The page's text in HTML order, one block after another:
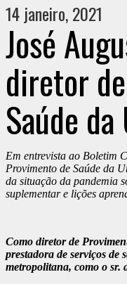
14 janeiro, 2021
José
diretor
Saúde
nunca
mesma”
Em entrevista ao Boletim
Provimento de Saúde da
da situação da pandemia
suplementar e lições
Como diretor de
prestadora de serviços de
metropolitana, como o sr.